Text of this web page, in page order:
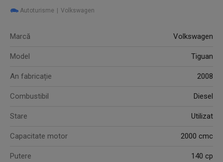
Autoturisme Volkswagen
Marcă Volkswagen
Model Tiguan
An fabricație 2008
Combustibil Diesel
Stare Utilizat
Capacitate motor 2000 cmc
Putere 140 cp